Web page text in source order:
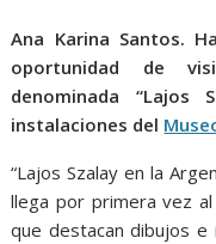
Ana Karina Santos.
oportunidad de
denominada “Lajos
instalaciones del
“Lajos Szalay en la
llega por primera vez
que destacan dibujos